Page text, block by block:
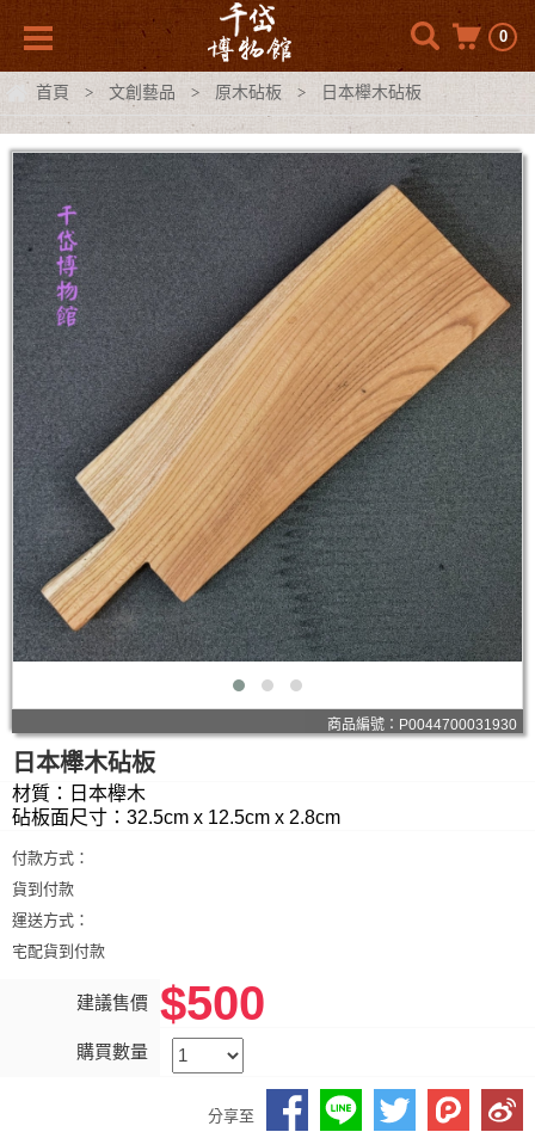
0
首頁 > 文創藝品 > 原木砧板 > 日本櫸木砧板
商品編號：P0044700031930
日本櫸木砧板
材質：日本櫸木
砧板面尺寸：32.5cm x 12.5cm x 2.8cm
付款方式：
貨到付款
運送方式：
宅配貨到付款
建議售價 $500
購買數量
分享至